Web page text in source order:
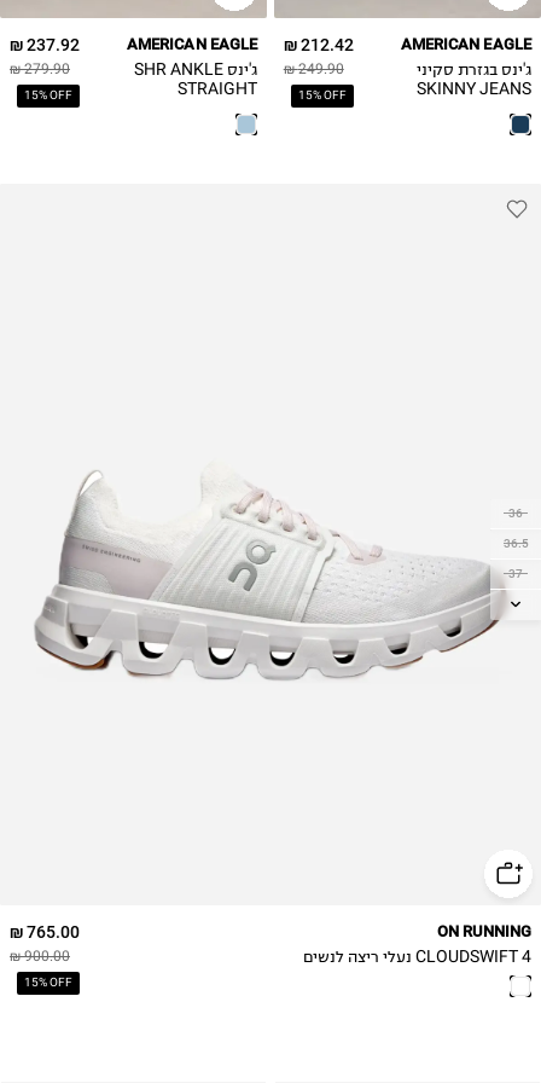
12
14
16
212.42 ₪
249.90 ₪
15% OFF
AMERICAN EAGLE
ג'ינס בגזרת סקיני
SKINNY JEANS
12
14
16
237.92 ₪
279.90 ₪
15% OFF
AMERICAN EAGLE
ג'ינס SHR ANKLE
STRAIGHT
36
36.5
37
37.5
765.00 ₪
900.00 ₪
15% OFF
ON RUNNING
CLOUDSWIFT 4 נעלי ריצה לנשים